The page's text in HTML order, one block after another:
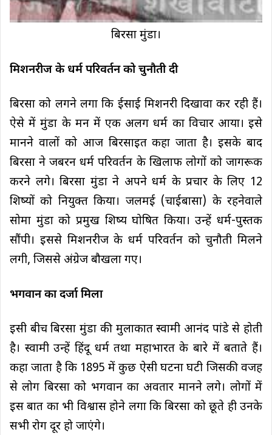
बिरसा मुंडा।
मिशनरीज के धर्म परिवर्तन को चुनौती दी
बिरसा को लगने लगा कि ईसाई मिशनरी दिखावा कर रही हैं।
ऐसे में मुंडा के मन में एक अलग धर्म का विचार आया। इसे
मानने वालों को आज बिरसाइत कहा जाता है। इसके बाद
बिरसा ने जबरन धर्म परिवर्तन के खिलाफ लोगों को जागरूक
करने लगे। बिरसा मुंडा ने अपने धर्म के प्रचार के लिए 12
शिष्यों को नियुक्त किया। जलमई (चाईबासा) के रहनेवाले
सोमा मुंडा को प्रमुख शिष्य घोषित किया। उन्हें धर्म-पुस्तक
सौंपी। इससे मिशनरीज के धर्म परिवर्तन को चुनौती मिलने
लगी, जिससे अंग्रेज बौखला गए।
भगवान का दर्जा मिला
इसी बीच बिरसा मुंडा की मुलाकात स्वामी आनंद पांडे से होती
है। स्वामी उन्हें हिंदू धर्म तथा महाभारत के बारे में बताते हैं।
कहा जाता है कि 1895 में कुछ ऐसी घटना घटी जिसकी वजह
से लोग बिरसा को भगवान का अवतार मानने लगे। लोगों में
इस बात का भी विश्वास होने लगा कि बिरसा को छूते ही उनके
सभी रोग दूर हो जाएंगे।